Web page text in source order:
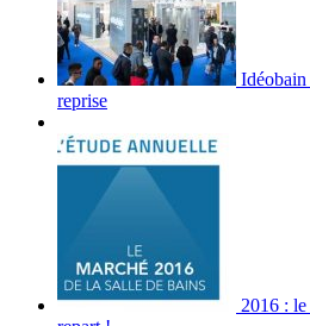
Idéobain
reprise
2016 : le